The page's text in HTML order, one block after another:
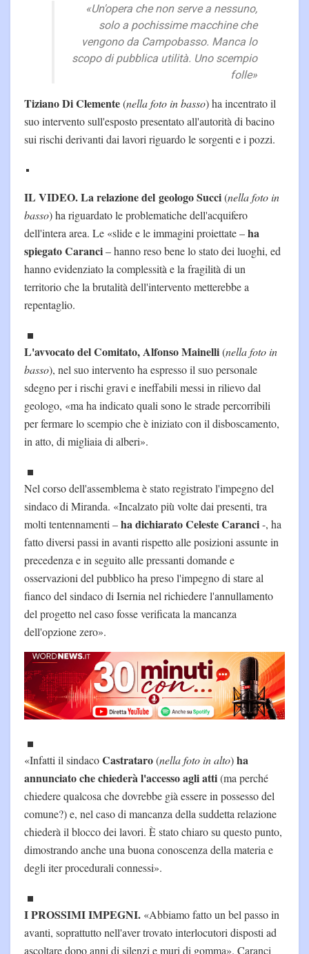
«Un'opera che non serve a nessuno,
solo a pochissime macchine che
vengono da Campobasso. Manca lo
scopo di pubblica utilità. Uno scempio
folle»
Tiziano Di Clemente(nella foto in basso) ha incentrato il
suo intervento sull'esposto presentato all'autorità di bacino
sui rischi derivanti dai lavori riguardo le sorgenti e i pozzi.
IL VIDEO. La relazione del geologo Succi(nella foto in
basso) ha riguardato le problematiche dell'acquifero
dell'intera area. Le «slide e le immagini proiettate –ha
spiegato Caranci– hanno reso bene lo stato dei luoghi, ed
hanno evidenziato la complessità e la fragilità di un
territorio che la brutalità dell'intervento metterebbe a
repentaglio.
L'avvocato del Comitato, Alfonso Mainelli(nella foto in
basso), nel suo intervento ha espresso il suo personale
sdegno per i rischi gravi e ineffabili messi in rilievo dal
geologo, «ma ha indicato quali sono le strade percorribili
per fermare lo scempio che è iniziato con il disboscamento,
in atto, di migliaia di alberi».
Nel corso dell'assemblema è stato registrato l'impegno del
sindaco di Miranda. «Incalzato più volte dai presenti, tra
molti tentennamenti –ha dichiarato Celeste Caranci-, ha
fatto diversi passi in avanti rispetto alle posizioni assunte in
precedenza e in seguito alle pressanti domande e
osservazioni del pubblico ha preso l'impegno di stare al
fianco del sindaco di Isernia nel richiedere l'annullamento
del progetto nel caso fosse verificata la mancanza
dell'opzione zero».
«Infatti il sindacoCastrataro(nella foto in alto)ha
annunciato che chiederà l'accesso agli atti(ma perché
chiedere qualcosa che dovrebbe già essere in possesso del
comune?) e, nel caso di mancanza della suddetta relazione
chiederà il blocco dei lavori. È stato chiaro su questo punto,
dimostrando anche una buona conoscenza della materia e
degli iter procedurali connessi».
I PROSSIMI IMPEGNI. «Abbiamo fatto un bel passo in
avanti, soprattutto nell'aver trovato interlocutori disposti ad
ascoltare dopo anni di silenzi e muri di gomma». Caranci